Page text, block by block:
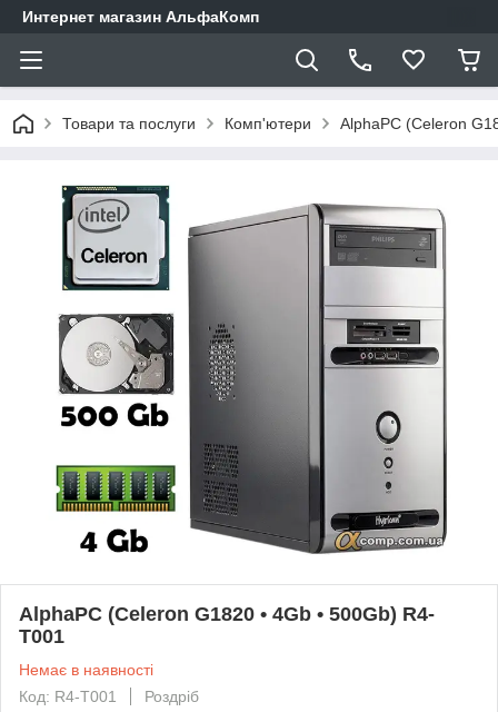
Интернет магазин АльфаКомп
Товари та послуги Комп'ютери AlphaPC (Celeron
AlphaPC (Celeron G1820 • 4Gb • 500Gb) R4-
T001
Немає в наявності
Код: R4-T001
Роздріб